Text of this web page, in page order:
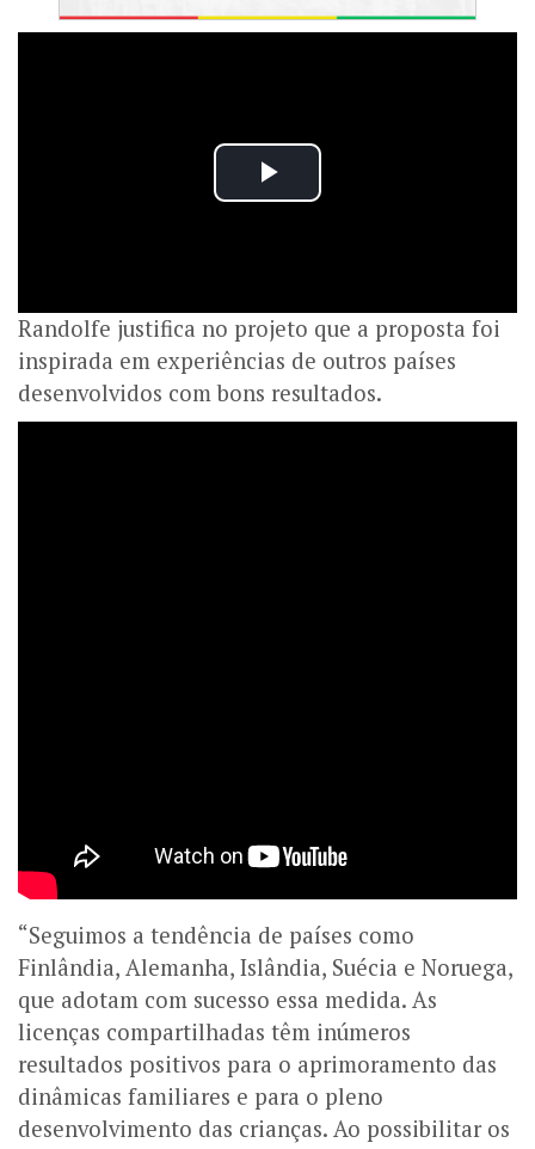
Randolfe justifica no projeto que a proposta foi
inspirada em experiências de outros países
desenvolvidos com bons resultados.
“Seguimos a tendência de países como
Finlândia, Alemanha, Islândia, Suécia e Noruega,
que adotam com sucesso essa medida. As
licenças compartilhadas têm inúmeros
resultados positivos para o aprimoramento das
dinâmicas familiares e para o pleno
desenvolvimento das crianças. Ao possibilitar os